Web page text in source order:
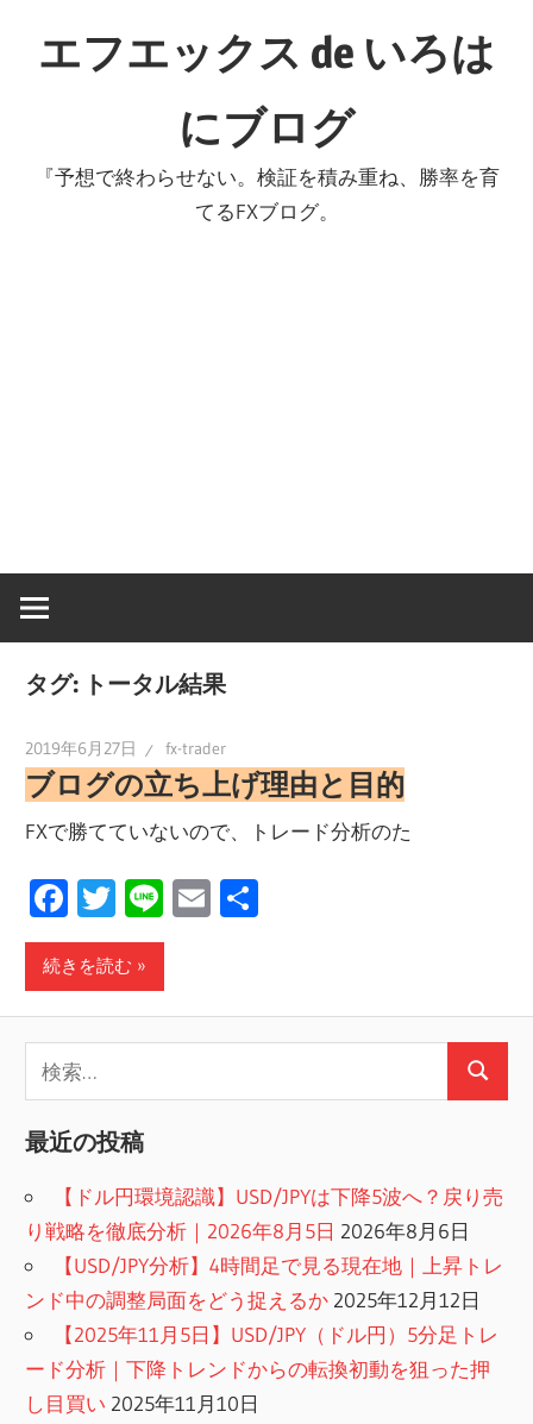
エフエックス de いろは
にブログ
『予想で終わらせない。検証を積み重ね、勝率を育
てるFXブログ。
タグ: トータル結果
2019年6月27日 fx-trader
ブログの立ち上げ理由と目的
FXで勝てていないので、トレード分析のた
Facebook
Twitter
LineEmail
続きを読む
検
最近の投稿
【ドル円環境認識】USD/JPYは下降5波へ？戻り売
り戦略を徹底分析｜2026年8月5日 2026年8月6日
【USD/JPY分析】4時間足で見る現在地｜上昇トレ
ンド中の調整局面をどう捉えるか 2025年12月12日
【2025年11月5日】USD/JPY（ドル円）5分足トレ
ード分析｜下降トレンドからの転換初動を狙った押
し目買い 2025年11月10日